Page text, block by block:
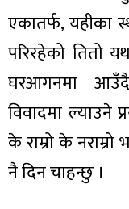
एकातर्फ, यहीका
परिरहेको तितो
घरआगनमा
विवादमा ल्याउने
के राम्रो के
नै दिन चाहन्छु ।